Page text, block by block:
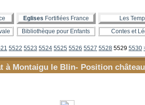
Eglises Fortifiées France Les
Bibliothèque pour Enfants Contes et
5522 5523 5524 5525 5526 5527 5528 5529 5530
à Montaigu le Blin- Position